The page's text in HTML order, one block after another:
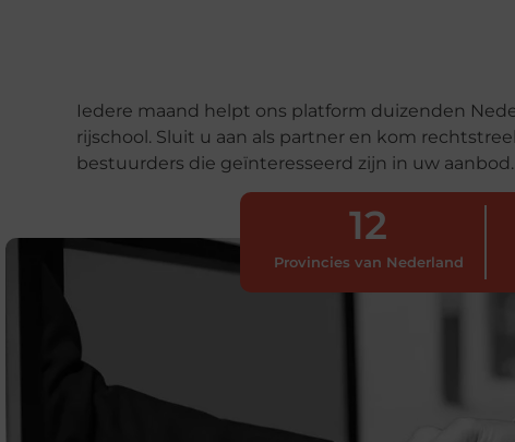
Iedere maand helpt ons platform duizenden
rijschool. Sluit u aan als partner en kom
bestuurders die geïnteresseerd zijn in uw aanbod.
Provincies van Nederland
12